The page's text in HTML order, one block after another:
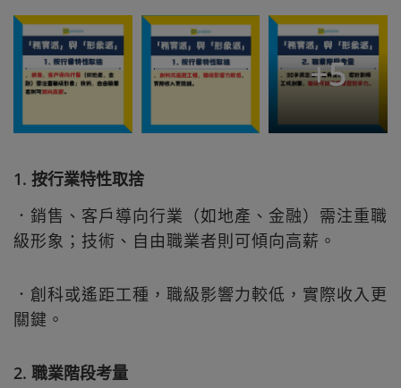
+5
1. 按行業特性取捨
．銷售、客戶導向行業（如地產、金融）需注重職
級形象；技術、自由職業者則可傾向高薪。
．創科或遙距工種，職級影響力較低，實際收入更
關鍵。
2. 職業階段考量